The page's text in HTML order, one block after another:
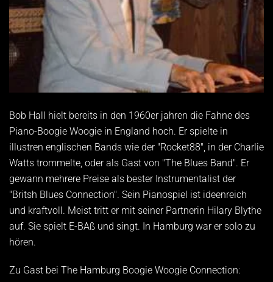
Bob Hall hielt bereits in den 1960er jahren die Fahne des
Piano-Boogie Woogie in England hoch. Er spielte in
illustren englischen Bands wie der "Rocket88", in der Charlie
Watts trommelte, oder als Gast von "The Blues Band". Er
gewann mehrere Preise als bester Instrumentalist der
"Britsh Blues Connection". Sein Pianospiel ist ideenreich
und kraftvoll. Meist tritt er mit seiner Partnerin Hilary Blythe
auf. Sie spielt E-BAß und singt. In Hamburg war er solo zu
hören.
Zu Gast bei The Hamburg Boogie Woogie Connection: